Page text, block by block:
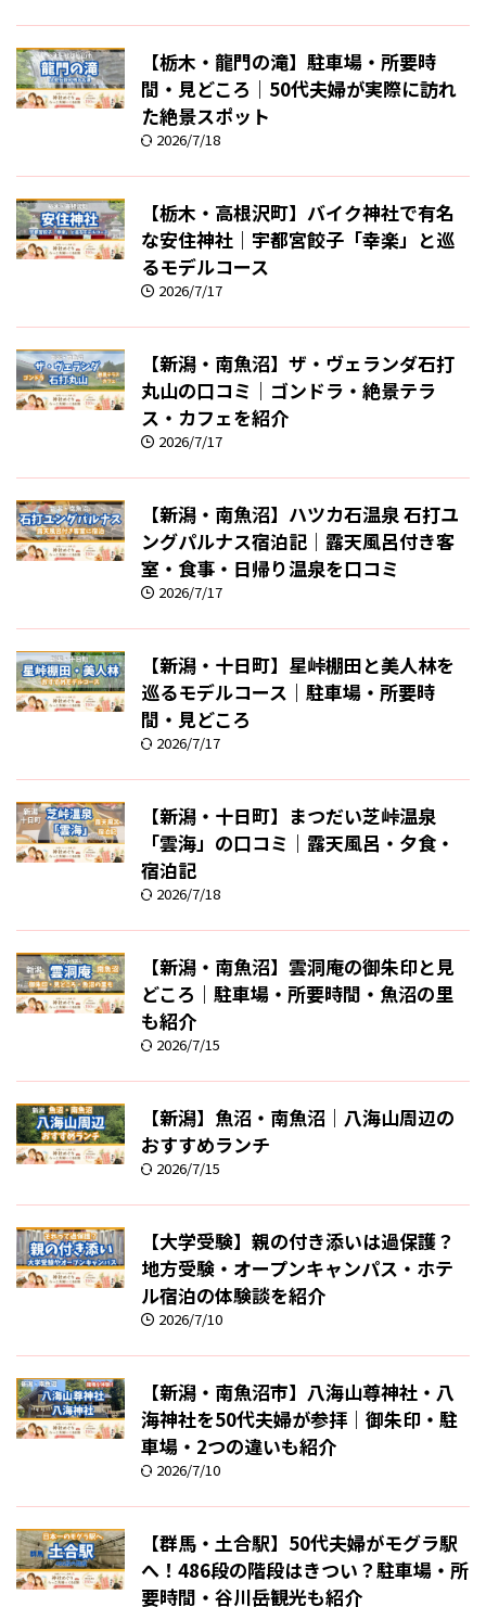
【栃木・龍門の滝】駐車場・所要時
間・見どころ｜50代夫婦が実際に訪れ
た絶景スポット
2026/7/18
【栃木・高根沢町】バイク神社で有名
な安住神社｜宇都宮餃子「幸楽」と巡
るモデルコース
2026/7/17
【新潟・南魚沼】ザ・ヴェランダ石打
丸山の口コミ｜ゴンドラ・絶景テラ
ス・カフェを紹介
2026/7/17
【新潟・南魚沼】ハツカ石温泉 石打ユ
ングパルナス宿泊記｜露天風呂付き客
室・食事・日帰り温泉を口コミ
2026/7/17
【新潟・十日町】星峠棚田と美人林を
巡るモデルコース｜駐車場・所要時
間・見どころ
2026/7/17
【新潟・十日町】まつだい芝峠温泉
「雲海」の口コミ｜露天風呂・夕食・
宿泊記
2026/7/18
【新潟・南魚沼】雲洞庵の御朱印と見
どころ｜駐車場・所要時間・魚沼の里
も紹介
2026/7/15
【新潟】魚沼・南魚沼｜八海山周辺の
おすすめランチ
2026/7/15
【大学受験】親の付き添いは過保護？
地方受験・オープンキャンパス・ホテ
ル宿泊の体験談を紹介
2026/7/10
【新潟・南魚沼市】八海山尊神社・八
海神社を50代夫婦が参拝｜御朱印・駐
車場・2つの違いも紹介
2026/7/10
【群馬・土合駅】50代夫婦がモグラ駅
へ！486段の階段はきつい？駐車場・所
要時間・谷川岳観光も紹介